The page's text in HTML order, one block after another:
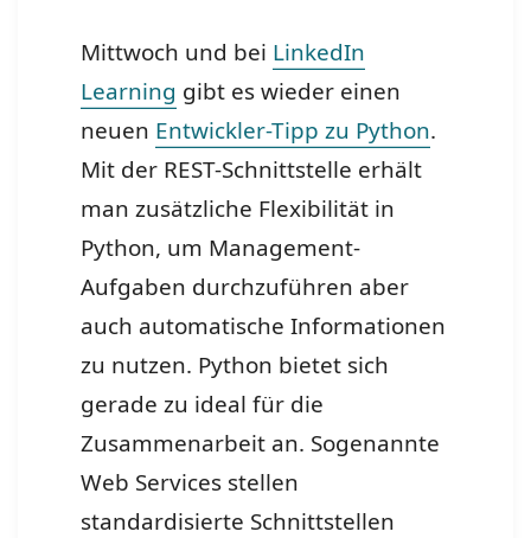
Mittwoch und bei LinkedIn
Learning gibt es wieder einen
neuen Entwickler-Tipp zu Python.
Mit der REST-Schnittstelle erhält
man zusätzliche Flexibilität in
Python, um Management-
Aufgaben durchzuführen aber
auch automatische Informationen
zu nutzen. Python bietet sich
gerade zu ideal für die
Zusammenarbeit an. Sogenannte
Web Services stellen
standardisierte Schnittstellen